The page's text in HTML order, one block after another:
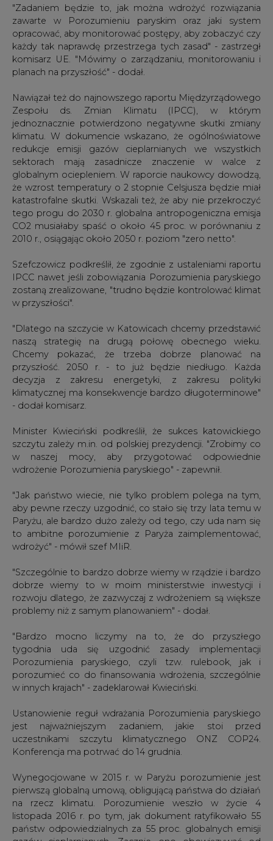
"Zadaniem będzie to, jak można wdrożyć rozwiązania
zawarte w Porozumieniu paryskim oraz jaki system
opracować, aby monitorować postępy, aby zobaczyć czy
każdy tak naprawdę przestrzega tych zasad" - zastrzegł
komisarz UE. "Mówimy o zarządzaniu, monitorowaniu i
planach na przyszłość" - dodał.
Nawiązał też do najnowszego raportu Międzyrządowego
Zespołu ds. Zmian Klimatu (IPCC), w którym
jednoznacznie potwierdzono negatywne skutki zmiany
klimatu. W dokumencie wskazano, że ogólnoświatowe
redukcje emisji gazów cieplarnianych we wszystkich
sektorach mają zasadnicze znaczenie w walce z
globalnym ociepleniem. W raporcie naukowcy dowodzą,
że wzrost temperatury o 2 stopnie Celsjusza będzie miał
katastrofalne skutki. Wskazali też, że aby nie przekroczyć
tego progu do 2030 r. globalna antropogeniczna emisja
CO2 musiałaby spaść o około 45 proc. w porównaniu z
2010 r., osiągając około 2050 r. poziom "zero netto".
Szefczowicz podkreślił, że zgodnie z ustaleniami raportu
IPCC nawet jeśli zobowiązania Porozumienia paryskiego
zostaną zrealizowane, "trudno będzie kontrolować klimat
w przyszłości".
"Dlatego na szczycie w Katowicach chcemy przedstawić
naszą strategię na drugą połowę obecnego wieku.
Chcemy pokazać, że trzeba dobrze planować na
przyszłość. 2050 r. - to już będzie niedługo. Każda
decyzja z zakresu energetyki, z zakresu polityki
klimatycznej ma konsekwencje bardzo długoterminowe"
- dodał komisarz.
Minister Kwieciński podkreślił, że sukces katowickiego
szczytu zależy m.in. od polskiej prezydencji. "Zrobimy co
w naszej mocy, aby przygotować odpowiednie
wdrożenie Porozumienia paryskiego" - zapewnił.
"Jak państwo wiecie, nie tylko problem polega na tym,
aby pewne rzeczy uzgodnić, co stało się trzy lata temu w
Paryżu, ale bardzo dużo zależy od tego, czy uda nam się
to ambitne porozumienie z Paryża zaimplementować,
wdrożyć" - mówił szef MIiR.
"Szczególnie to bardzo dobrze wiemy w rządzie i bardzo
dobrze wiemy to w moim ministerstwie inwestycji i
rozwoju dlatego, że zazwyczaj z wdrożeniem są większe
problemy niż z samym planowaniem" - dodał.
"Bardzo mocno liczymy na to, że do przyszłego
tygodnia uda się uzgodnić zasady implementacji
Porozumienia paryskiego, czyli tzw. rulebook, jak i
porozumieć co do finansowania wdrożenia, szczególnie
w innych krajach" - zadeklarował Kwieciński.
Ustanowienie reguł wdrażania Porozumienia paryskiego
jest najważniejszym zadaniem, jakie stoi przed
uczestnikami szczytu klimatycznego ONZ COP24.
Konferencja ma potrwać do 14 grudnia.
Wynegocjowane w 2015 r. w Paryżu porozumienie jest
pierwszą globalną umową, obligującą państwa do działań
na rzecz klimatu. Porozumienie weszło w życie 4
listopada 2016 r. po tym, jak dokument ratyfikowało 55
państw odpowiedzialnych za 55 proc. globalnych emisji